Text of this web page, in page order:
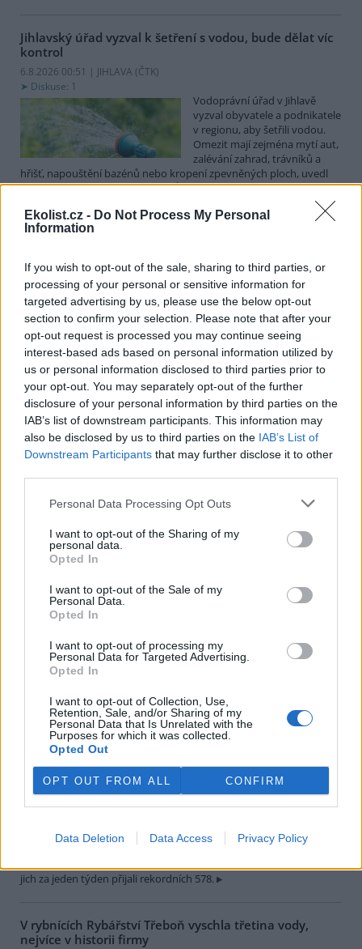
Ekolist.cz - Do Not Process My Personal
Information
If you wish to opt-out of the sale, sharing to third parties, or
processing of your personal or sensitive information for
targeted advertising by us, please use the below opt-out
section to confirm your selection. Please note that after your
opt-out request is processed you may continue seeing
interest-based ads based on personal information utilized by
us or personal information disclosed to third parties prior to
your opt-out. You may separately opt-out of the further
disclosure of your personal information by third parties on the
IAB’s list of downstream participants. This information may
also be disclosed by us to third parties on the IAB’s List of
Downstream Participants that may further disclose it to other
Personal Data Processing Opt Outs
I want to opt-out of the Sharing of my
personal data.
Opted In
I want to opt-out of the Sale of my
Personal Data.
Opted In
I want to opt-out of processing my
Personal Data for Targeted Advertising.
Opted In
I want to opt-out of Collection, Use,
Retention, Sale, and/or Sharing of my
Personal Data that Is Unrelated with the
Purposes for which it was collected.
Opted Out
OPT OUT FROM ALL CONFIRM
Data Deletion Data Access Privacy Policy
Jihlavský úřad vyzval k šetření s vodou, bude dělat víc
kontrol
6.8.2026 00:51 | JIHLAVA (ČTK)
Diskuse: 1
Vodoprávní úřad v Jihlavě
vyzval obyvatele a podnikatele
v regionu, aby šetřili vodou.
Omezit mají zejména mytí aut,
zalévání zahrad, trávníků a
hřišť, napouštění bazénů nebo kropení zpevněných ploch, uvedl
mluvčí radnice Radovan Daněk. Úřad podle něj bude víc
kontrolovat povolené odběry. Výzva k šetření vodou platí pro
všechny obce spadající pod Jihlavu jako obec s rozšířenou
působností.
Celníci odhalili gang překupníků papoušků, zajistili
stovku ptáků
5.8.2026 20:13 ( ČTK
Celníci odhalili gang
překupníků chráněných druhů
papoušků působící v několika
krajích a zajistili asi stovku
ptáků. S odchytem a
zajištěním zvířat celníkům pomohly zoo v Praze, Zlíně a Ostravě. V
ostravské zahradě také papoušci nalezli dočasné útočiště. V
tiskové zprávě nawebucelníků to oznámila mluvčí Celní správy ČR
Martina Kaňková. Případem se zabývá policie.
pronásledovali velrybáře
Islandské úřady nařídily
vyhoštění 21 aktivistů
pobřežní stráž s policií zabavily
jejich loď, která pronásledovala velrybářské plavidlo. Pasažéři lodi
patřící nadaci kanadsko-amerického ekologického aktivisty Paula
Watsona jsou od té doby zadržováni v Reykjavíku. Sám Watson na
palubě nebyl. Píše o tom agentura AFP s odvoláním na islandskou
policii.
Záchranná stanice v Praze přijímá kvůli vedrům více
volně žijících zvířat
5.8.2026 17:40 | PRAHA (
teplotám pracovníci pražské
záchranné stanice pro volně
žijící živočichy přijímají více
dehydratovaná a vysílená mláďata ptáků nebo veverek. ČTK to
sdělila mluvčí stanice Petra Fišerová. Během současné vlny veder
jich za jeden týden přijali rekordních 578.
V rybnících Rybářství Třeboň vyschla třetina vody,
nejvíce v historii firmy